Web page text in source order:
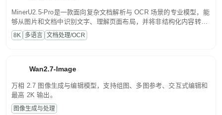
MinerU2.5-Pro是一款面向复杂文档解析与 OCR 场景的专业模型，能
够从图片和文档中识别文字、理解页面布局，并将非结构化内容转换
为便于存储、检索和二次处理的结构化结果。
8K 多语言 文档处理/OCR
Wan2.7-Image
万相 2.7 图像生成与编辑模型，支持组图、多图参考、交互式编辑和
最高 2K 输出。
图像生成与处理